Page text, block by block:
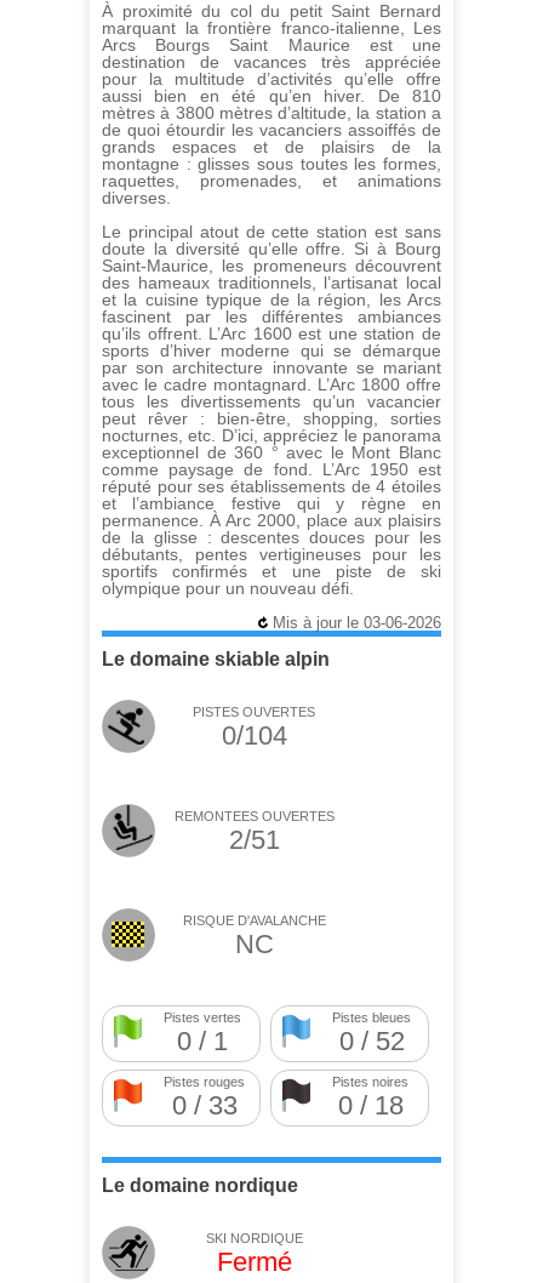
À proximité du col du petit Saint Bernard
marquant la frontière franco-italienne, Les
Arcs Bourgs Saint Maurice est une
destination de vacances très appréciée
pour la multitude d’activités qu’elle offre
aussi bien en été qu’en hiver. De 810
mètres à 3800 mètres d’altitude, la station a
de quoi étourdir les vacanciers assoiffés de
grands espaces et de plaisirs de la
montagne : glisses sous toutes les formes,
raquettes, promenades, et animations
diverses.
Le principal atout de cette station est sans
doute la diversité qu’elle offre. Si à Bourg
Saint-Maurice, les promeneurs découvrent
des hameaux traditionnels, l’artisanat local
et la cuisine typique de la région, les Arcs
fascinent par les différentes ambiances
qu’ils offrent. L’Arc 1600 est une station de
sports d’hiver moderne qui se démarque
par son architecture innovante se mariant
avec le cadre montagnard. L’Arc 1800 offre
tous les divertissements qu’un vacancier
peut rêver : bien-être, shopping, sorties
nocturnes, etc. D’ici, appréciez le panorama
exceptionnel de 360 ° avec le Mont Blanc
comme paysage de fond. L’Arc 1950 est
réputé pour ses établissements de 4 étoiles
et l’ambiance festive qui y règne en
permanence. À Arc 2000, place aux plaisirs
de la glisse : descentes douces pour les
débutants, pentes vertigineuses pour les
sportifs confirmés et une piste de ski
olympique pour un nouveau défi.
Mis à jour le 03-06-2026
Le domaine skiable alpin
PISTES OUVERTES
0/104
REMONTEES OUVERTES
2/51
RISQUE D'AVALANCHE
NC
Pistes vertes
0 / 1
Pistes bleues
0 / 52
Pistes rouges
0 / 33
Pistes noires
0 / 18
Le domaine nordique
SKI NORDIQUE
Fermé